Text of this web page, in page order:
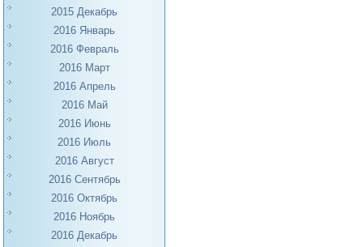
2015 Декабрь
2016 Январь
2016 Февраль
2016 Март
2016 Апрель
2016 Май
2016 Июнь
2016 Июль
2016 Август
2016 Сентябрь
2016 Октябрь
2016 Ноябрь
2016 Декабрь